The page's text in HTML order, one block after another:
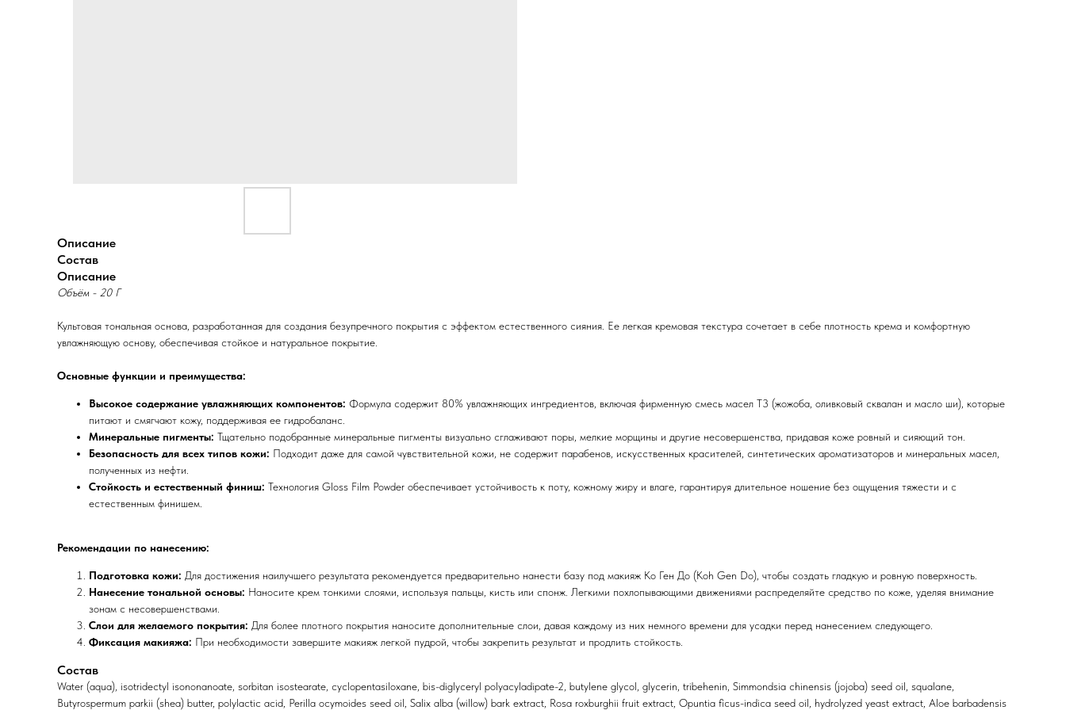
Описание
Состав
Описание
Объём - 20 Г
Культовая тональная основа, разработанная для создания безупречного покрытия с эффектом естественного сияния. Ее легкая кремовая текстура сочетает в себе плотность крема и комфортную
увлажняющую основу, обеспечивая стойкое и натуральное покрытие.
Основные функции и преимущества:
Высокое содержание увлажняющих компонентов: Формула содержит 80% увлажняющих ингредиентов, включая фирменную смесь масел T3 (жожоба, оливковый сквалан и масло ши), которые
питают и смягчают кожу, поддерживая ее гидробаланс.
Минеральные пигменты: Тщательно подобранные минеральные пигменты визуально сглаживают поры, мелкие морщины и другие несовершенства, придавая коже ровный и сияющий тон.
Безопасность для всех типов кожи: Подходит даже для самой чувствительной кожи, не содержит парабенов, искусственных красителей, синтетических ароматизаторов и минеральных масел,
полученных из нефти.
Стойкость и естественный финиш: Технология Gloss Film Powder обеспечивает устойчивость к поту, кожному жиру и влаге, гарантируя длительное ношение без ощущения тяжести и с
естественным финишем.
Рекомендации по нанесению:
Подготовка кожи: Для достижения наилучшего результата рекомендуется предварительно нанести базу под макияж Ко Ген До (Koh Gen Do), чтобы создать гладкую и ровную поверхность.
Нанесение тональной основы: Наносите крем тонкими слоями, используя пальцы, кисть или спонж. Легкими похлопывающими движениями распределяйте средство по коже, уделяя внимание
зонам с несовершенствами.
Слои для желаемого покрытия: Для более плотного покрытия наносите дополнительные слои, давая каждому из них немного времени для усадки перед нанесением следующего.
Фиксация макияжа: При необходимости завершите макияж легкой пудрой, чтобы закрепить результат и продлить стойкость.
Состав
Water (aqua), isotridectyl isononanoate, sorbitan isostearate, cyclopentasiloxane, bis-diglyceryl polyacyladipate-2, butylene glycol, glycerin, tribehenin, Simmondsia chinensis (jojoba) seed oil, squalane,
Butyrospermum parkii (shea) butter, polylactic acid, Perilla ocymoides seed oil, Salix alba (willow) bark extract, Rosa roxburghii fruit extract, Opuntia ficus-indica seed oil, hydrolyzed yeast extract, Aloe barbadensis